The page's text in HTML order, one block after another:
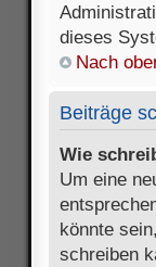
dieses
Nach
Beiträge
Wie
Um eine
könnte
schreiben